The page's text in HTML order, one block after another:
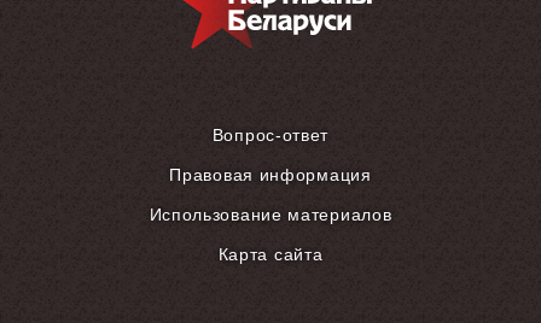
Вопрос-ответ
Правовая информация
Использование материалов
Карта сайта